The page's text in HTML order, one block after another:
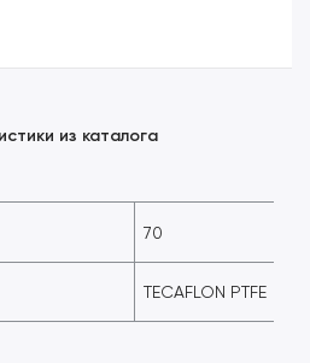
из каталога
70
TECAFLON PTFE